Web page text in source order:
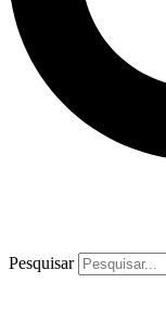
Pesquisar